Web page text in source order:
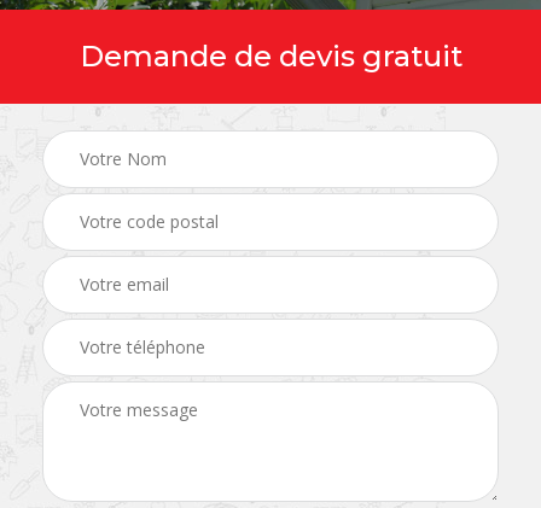
Demande de devis gratuit